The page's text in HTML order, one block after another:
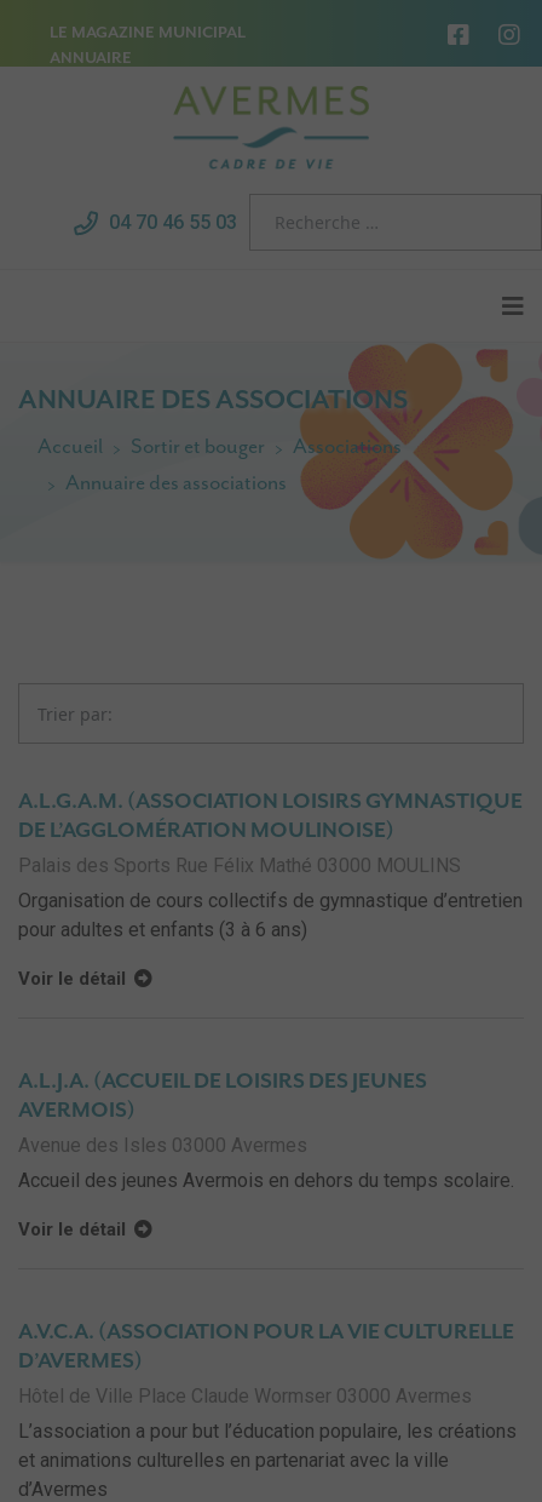
LE MAGAZINE MUNICIPAL
ANNUAIRE
04 70 46 55 03
ANNUAIRE DES ASSOCIATIONS
Accueil Sortir et bouger
Associations
Annuaire des associations
A.L.G.A.M. (ASSOCIATION LOISIRS GYMNASTIQUE
DE L’AGGLOMÉRATION MOULINOISE)
Palais des Sports Rue Félix Mathé 03000 MOULINS
Organisation de cours collectifs de gymnastique d’entretien
pour adultes et enfants (3 à 6 ans)
Voir le détail
A.L.J.A. (ACCUEIL DE LOISIRS DES JEUNES
AVERMOIS)
Avenue des Isles 03000 Avermes
Accueil des jeunes Avermois en dehors du temps scolaire.
Voir le détail
A.V.C.A. (ASSOCIATION POUR LA VIE CULTURELLE
D’AVERMES)
Hôtel de Ville Place Claude Wormser 03000 Avermes
L’association a pour but l’éducation populaire, les créations
et animations culturelles en partenariat avec la ville
d’Avermes